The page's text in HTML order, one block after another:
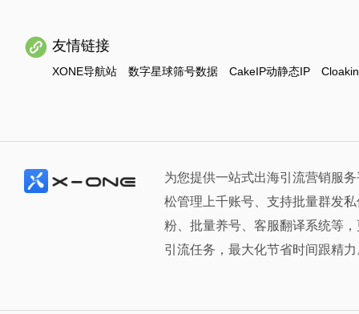
友情链接
XONE导航站 数字星球筛号数据 CakeIP动静态IP
为您提供一站式出海引流营销服
松管理上千账号、支持批量群发
粉、批量养号、客服翻译系统等
引流任务，最大化节省时间跟精力